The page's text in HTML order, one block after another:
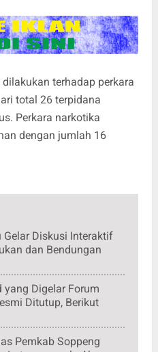
terhadap perkara
total 26 terpidana
Perkara narkotika
dengan jumlah 16
Gelar Diskusi Interaktif
dan Bendungan
Digelar Forum
Ditutup, Berikut
Pemkab Soppeng